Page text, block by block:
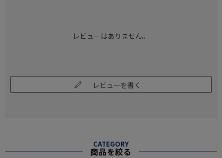
レビューはありません。
レビューを書く
CATEGORY
商品を絞る